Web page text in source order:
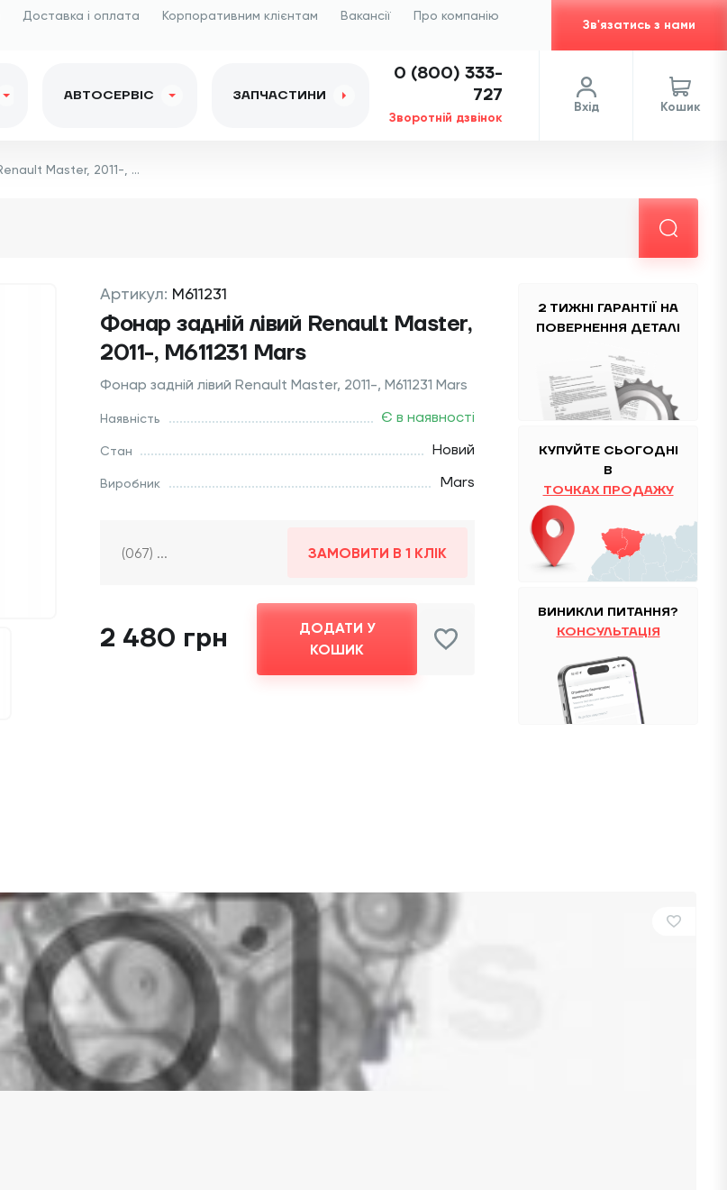
Доставка і оплата Корпоративним клієнтам Вакансії
Про компанію
Зв'язатись з нами
АВТОСЕРВІС ЗАПЧАСТИНИ
0 (800) 333-
727
Зворотній дзвінок
Вхід Кошик
Фонар задній лівий Renault Master, 2011-, M611231 Mars
Артикул: M611231
Фонар задній лівий Renault Master,
2011-, M611231 Mars
Фонар задній лівий Renault Master, 2011-, M611231 Mars
Наявність Є в наявності
Стан Новий
Виробник Mars
ЗАМОВИТИ В 1 КЛІК
2 480 грн
ДОДАТИ У
КОШИК
2 ТИЖНІ ГАРАНТІЇ НА
ПОВЕРНЕННЯ ДЕТАЛІ
КУПУЙТЕCЬОГОДНІ
В
ТОЧКАХ ПРОДАЖУ
ВИНИКЛИ ПИТАННЯ?
КОНСУЛЬТАЦІЯ